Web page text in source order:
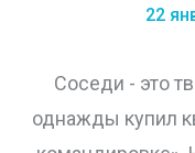
22
Соседи - это
однажды купил